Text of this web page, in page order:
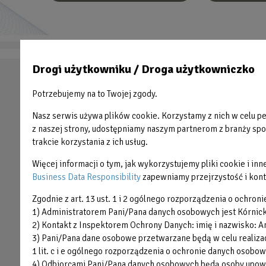
Stopka
ODNOWA BIOLOGICZNA
FITNESS
SIŁOWNIA
Błażejewko
OAZA KIDS
Olimpijczycy
Organizacja imprez
Drogi użytkowniku / Droga użytkowniczko
Potrzebujemy na to Twojej zgody.
Nasz serwis używa plików cookie. Korzystamy z nich w celu
z naszej strony, udostępniamy naszym partnerom z branży
trakcie korzystania z ich usług.
Więcej informacji o tym, jak wykorzystujemy pliki cookie i
Business Data Responsibilityzapewniamy przejrzystość i
Zgodnie z art. 13 ust. 1 i 2 ogólnego rozporządzenia o
1) Administratorem Pani/Pana danych osobowych jest
2) Kontakt z Inspektorem Ochrony Danych: imię i nazwisko:
3) Pani/Pana dane osobowe przetwarzane będą w celu
1 lit. c i e ogólnego rozporządzenia o ochronie danych